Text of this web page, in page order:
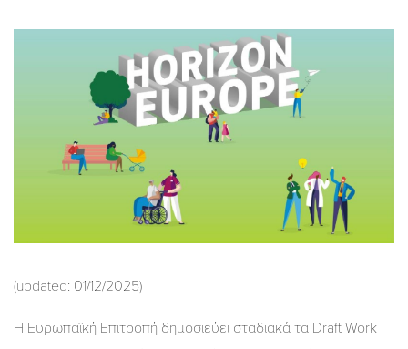
(updated: 01/12/2025)
Η Ευρωπαϊκή Επιτροπή δημοσιεύει σταδιακά τα Draft Work